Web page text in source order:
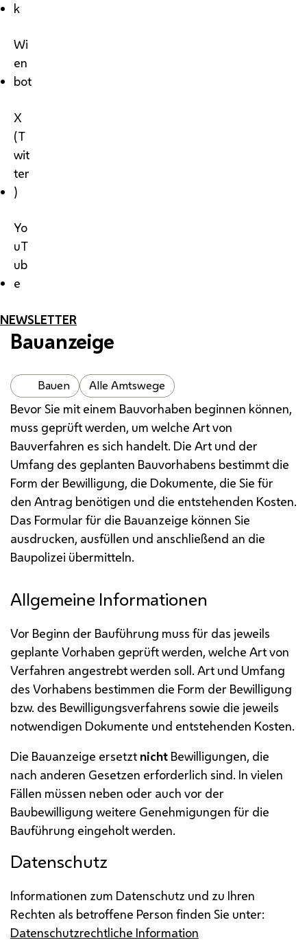
k
Wi
en
bot
X
(T
wit
ter
)
Yo
uT
ub
e
NEWSLETTER
Bauanzeige
Bauen Alle Amtswege
Bevor Sie mit einem Bauvorhaben beginnen können,
muss geprüft werden, um welche Art von
Bauverfahren es sich handelt. Die Art und der
Umfang des geplanten Bauvorhabens bestimmt die
Form der Bewilligung, die Dokumente, die Sie für
den Antrag benötigen und die entstehenden Kosten.
Das Formular für die Bauanzeige können Sie
ausdrucken, ausfüllen und anschließend an die
Baupolizei übermitteln.
Allgemeine Informationen
Vor Beginn der Bauführung muss für das jeweils
geplante Vorhaben geprüft werden, welche Art von
Verfahren angestrebt werden soll. Art und Umfang
des Vorhabens bestimmen die Form der Bewilligung
bzw. des Bewilligungsverfahrens sowie die jeweils
notwendigen Dokumente und entstehenden Kosten.
Die Bauanzeige ersetzt nicht Bewilligungen, die
nach anderen Gesetzen erforderlich sind. In vielen
Fällen müssen neben oder auch vor der
Baubewilligung weitere Genehmigungen für die
Bauführung eingeholt werden.
Datenschutz
Informationen zum Datenschutz und zu Ihren
Rechten als betroffene Person finden Sie unter:
Datenschutzrechtliche Information